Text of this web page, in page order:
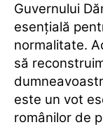
Guvernului
esenţială
normalitate.
să
este un vot
românilor de